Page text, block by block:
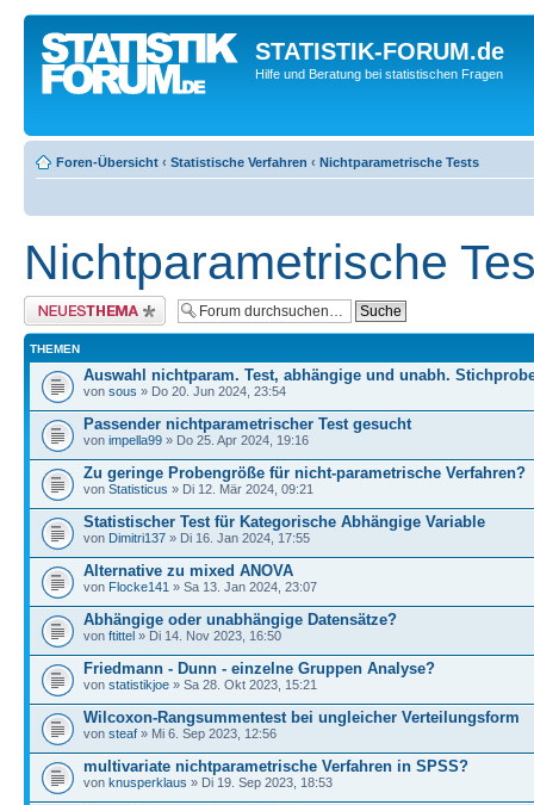
STATISTIK-FORUM.de
Hilfe und Beratung bei statistischen Fragen
Foren-Übersicht ‹ Statistische Verfahren ‹ Nichtparametrische Tests
Nichtparametrische
Neues Thema erstellen
THEMEN
Auswahl nichtparam. Test, abhängige und unabh.
von sous » Do 20. Jun 2024, 23:54
Passender nichtparametrischer Test gesucht
von impella99 » Do 25. Apr 2024, 19:16
Zu geringe Probengröße für nicht-parametrische Verfahren?
von Statisticus » Di 12. Mär 2024, 09:21
Statistischer Test für Kategorische Abhängige Variable
von Dimitri137 » Di 16. Jan 2024, 17:55
Alternative zu mixed ANOVA
von Flocke141 » Sa 13. Jan 2024, 23:07
Abhängige oder unabhängige Datensätze?
von ftittel » Di 14. Nov 2023, 16:50
Friedmann - Dunn - einzelne Gruppen Analyse?
von statistikjoe » Sa 28. Okt 2023, 15:21
Wilcoxon-Rangsummentest bei ungleicher Verteilungsform
von steaf » Mi 6. Sep 2023, 12:56
multivariate nichtparametrische Verfahren in SPSS?
von knusperklaus » Di 19. Sep 2023, 18:53